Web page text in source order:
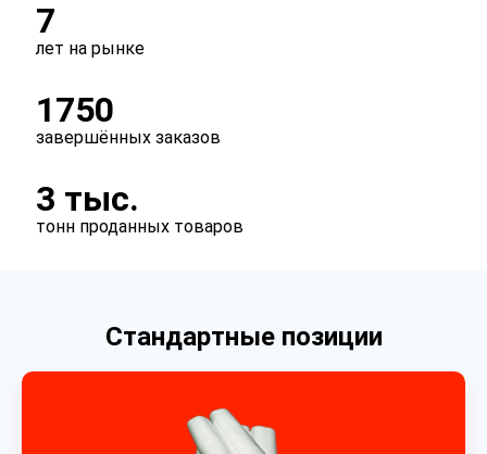
7
лет на рынке
1750
завершённых заказов
3 тыс.
тонн проданных товаров
Стандартные позиции